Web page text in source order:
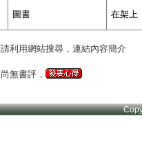
圖書 在架上
請利用網站搜尋，連結內容簡介
尚無書評，